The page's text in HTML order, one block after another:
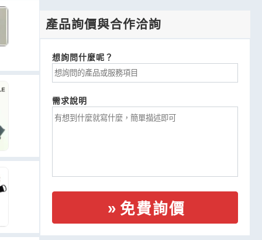
產品詢價與合作洽詢
想詢問什麼呢？
需求說明
免費詢價